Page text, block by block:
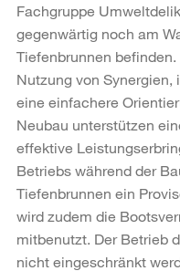
Fachgruppe
gegenwärtig noch am
Tiefenbrunnen
Nutzung von
eine einfachere
Neubau unterstützen
effektive
Betriebs während der
Tiefenbrunnen ein
wird zudem die
mitbenutzt. Der Betrieb
nicht eingeschränkt